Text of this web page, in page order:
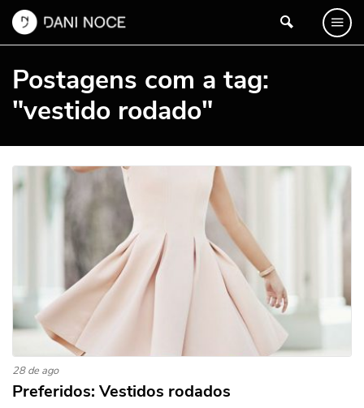
Postagens com a tag:
"vestido rodado"
28 de ago
Preferidos: Vestidos rodados